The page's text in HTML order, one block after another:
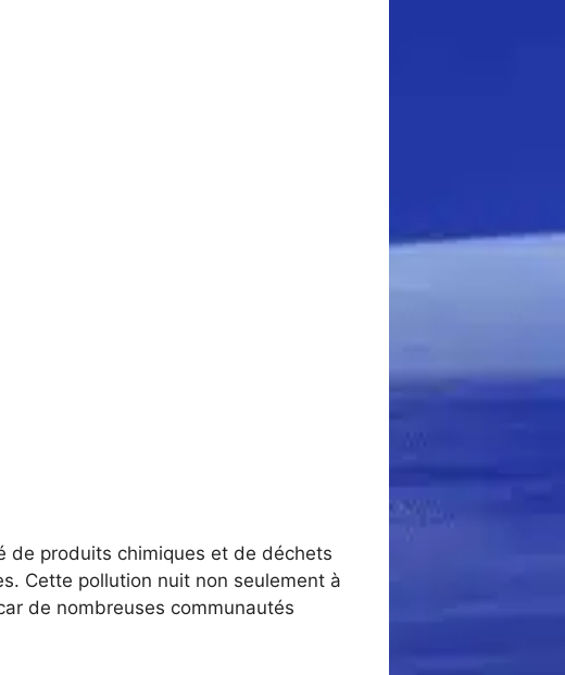
de produits chimiques et de déchets
Cette pollution nuit non seulement à
de nombreuses communautés